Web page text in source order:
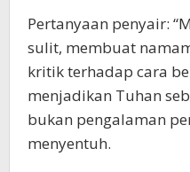
Pertanyaan penyair:
sulit, membuat
kritik terhadap cara
menjadikan Tuhan
bukan pengalaman
menyentuh.